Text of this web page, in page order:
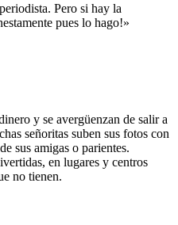
Pero si hay la
pues lo hago!»
y se avergüenzan de salir a
señoritas suben sus fotos con
sus amigas o parientes.
en lugares y centros
no tienen.